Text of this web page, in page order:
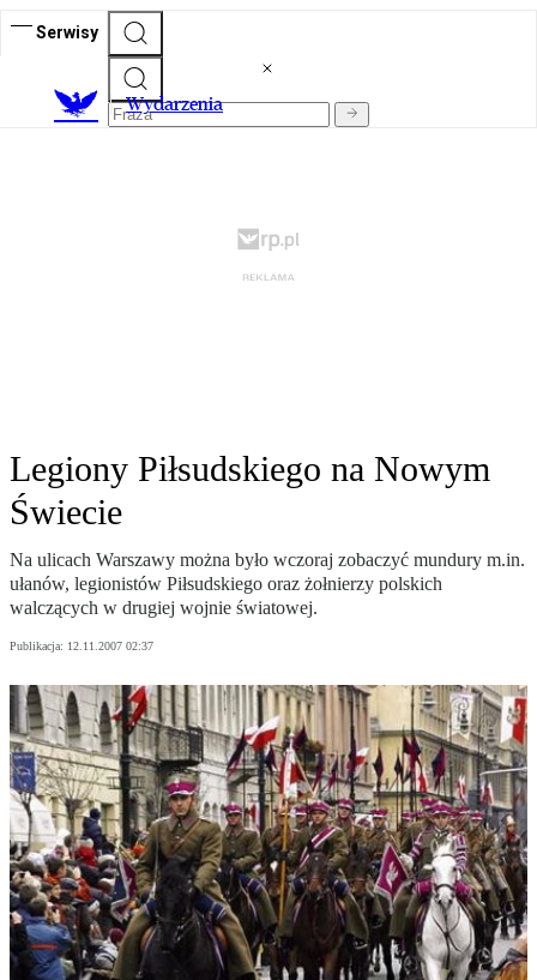
Serwisy
Wydarzenia
Legiony Piłsudskiego na Nowym
Świecie
Na ulicach Warszawy można było wczoraj zobaczyć mundury m.in.
ułanów, legionistów Piłsudskiego oraz żołnierzy polskich
walczących w drugiej wojnie światowej.
Publikacja: 12.11.2007 02:37